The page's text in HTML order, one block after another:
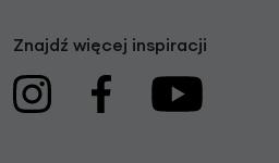
Znajdź więcej inspiracji